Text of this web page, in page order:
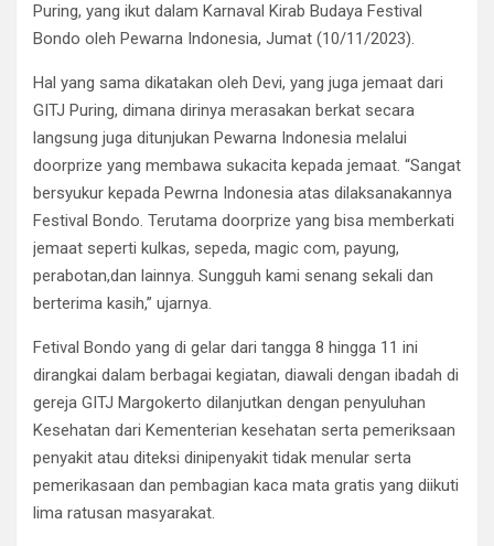
Puring, yang ikut dalam Karnaval Kirab Budaya Festival
Bondo oleh Pewarna Indonesia, Jumat (10/11/2023).
Hal yang sama dikatakan oleh Devi, yang juga jemaat dari
GITJ Puring, dimana dirinya merasakan berkat secara
langsung juga ditunjukan Pewarna Indonesia melalui
doorprize yang membawa sukacita kepada jemaat. “Sangat
bersyukur kepada Pewrna Indonesia atas dilaksanakannya
Festival Bondo. Terutama doorprize yang bisa memberkati
jemaat seperti kulkas, sepeda, magic com, payung,
perabotan,dan lainnya. Sungguh kami senang sekali dan
berterima kasih,” ujarnya.
Fetival Bondo yang di gelar dari tangga 8 hingga 11 ini
dirangkai dalam berbagai kegiatan, diawali dengan ibadah di
gereja GITJ Margokerto dilanjutkan dengan penyuluhan
Kesehatan dari Kementerian kesehatan serta pemeriksaan
penyakit atau diteksi dinipenyakit tidak menular serta
pemerikasaan dan pembagian kaca mata gratis yang diikuti
lima ratusan masyarakat.